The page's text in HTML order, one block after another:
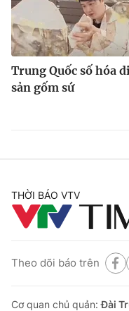
Trung Quốc số hóa di
sản gốm sứ
THỜI BÁO VTV
Theo dõi báo trên
Cơ quan chủ quản:Đài